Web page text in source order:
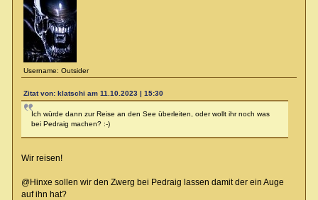
Username: Outsider
Zitat von: klatschi am 11.10.2023 | 15:30
Ich würde dann zur Reise an den See überleiten, oder wollt ihr noch was
bei Pedraig machen? :-)
Wir reisen!
@Hinxe sollen wir den Zwerg bei Pedraig lassen damit der ein Auge
auf ihn hat?